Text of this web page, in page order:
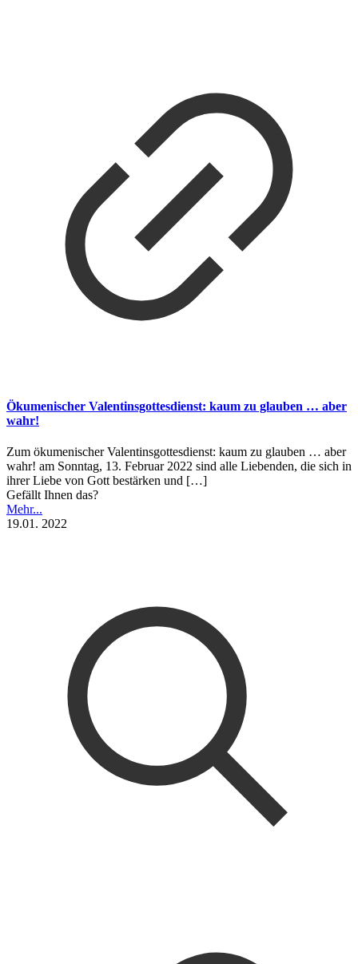
Ökumenischer Valentinsgottesdienst: kaum zu glauben … aber
wahr!
Zum ökumenischer Valentinsgottesdienst: kaum zu glauben … aber
wahr! am Sonntag, 13. Februar 2022 sind alle Liebenden, die sich in
ihrer Liebe von Gott bestärken und […]
Gefällt Ihnen das?
Mehr...
19.01. 2022